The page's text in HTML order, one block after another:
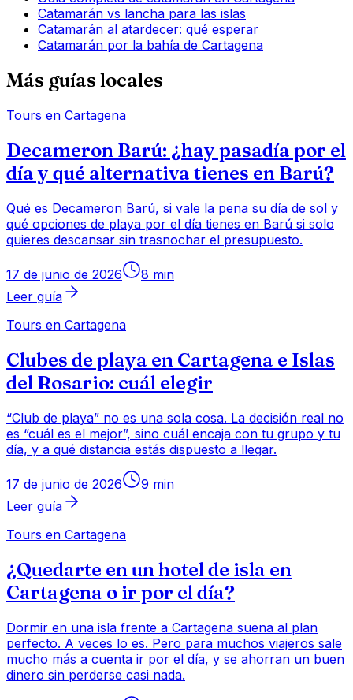
Catamarán vs lancha para las islas
Catamarán al atardecer: qué esperar
Catamarán por la bahía de Cartagena
Más guías locales
Tours en Cartagena
Decameron Barú: ¿hay pasadía por el
día y qué alternativa tienes en Barú?
Qué es Decameron Barú, si vale la pena su día de sol y
qué opciones de playa por el día tienes en Barú si solo
quieres descansar sin trasnochar el presupuesto.
17 de junio de 2026 8 min
Leer guía
Tours en Cartagena
Clubes de playa en Cartagena e Islas
del Rosario: cuál elegir
“Club de playa” no es una sola cosa. La decisión real no
es “cuál es el mejor”, sino cuál encaja con tu grupo y tu
día, y a qué distancia estás dispuesto a llegar.
17 de junio de 2026 9 min
Leer guía
Tours en Cartagena
¿Quedarte en un hotel de isla en
Cartagena o ir por el día?
Dormir en una isla frente a Cartagena suena al plan
perfecto. A veces lo es. Pero para muchos viajeros sale
mucho más a cuenta ir por el día, y se ahorran un buen
dinero sin perderse casi nada.